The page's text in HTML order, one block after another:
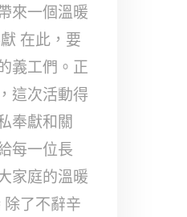
來一個溫暖
在此，要
義工們。正
這次活動得
奉獻和關
每一位長
家庭的溫暖
了不辭辛